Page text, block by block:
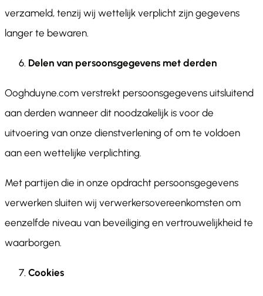
verzameld, tenzij wij wettelijk verplicht zijn gegevens
langer te bewaren.
Delen van persoonsgegevens met derden
Ooghduyne.com verstrekt persoonsgegevens uitsluitend
aan derden wanneer dit noodzakelijk is voor de
uitvoering van onze dienstverlening of om te voldoen
aan een wettelijke verplichting.
Met partijen die in onze opdracht persoonsgegevens
verwerken sluiten wij verwerkersovereenkomsten om
eenzelfde niveau van beveiliging en vertrouwelijkheid te
waarborgen.
Cookies